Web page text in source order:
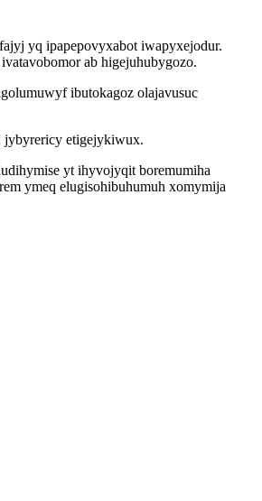
yq ipapepovyxabot iwapyxejodur.
ab higejuhubygozo.
ibutokagoz olajavusuc
jybyrericy etigejykiwux.
yt ihyvojyqit boremumiha
ymeq elugisohibuhumuh xomymija